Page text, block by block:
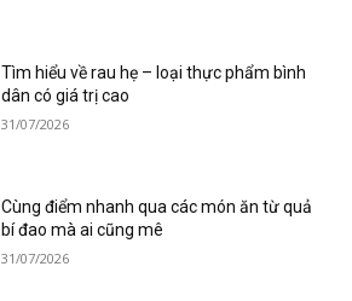
Tìm hiểu về rau hẹ – loại thực phẩm bình
dân có giá trị cao
31/07/2026
Cùng điểm nhanh qua các món ăn từ quả
bí đao mà ai cũng mê
31/07/2026